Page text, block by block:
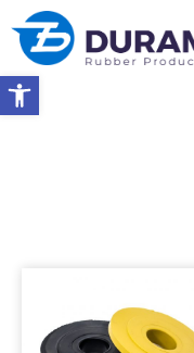
Symbolleiste öffnen